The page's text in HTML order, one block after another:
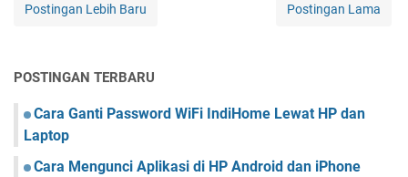
Postingan Lebih Baru Postingan Lama
POSTINGAN TERBARU
Cara Ganti Password WiFi IndiHome Lewat HP dan
Laptop
Cara Mengunci Aplikasi di HP Android dan iPhone